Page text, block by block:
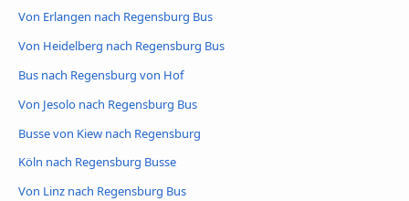
Von Erlangen nach Regensburg Bus
Von Heidelberg nach Regensburg Bus
Bus nach Regensburg von Hof
Von Jesolo nach Regensburg Bus
Busse von Kiew nach Regensburg
Köln nach Regensburg Busse
Von Linz nach Regensburg Bus